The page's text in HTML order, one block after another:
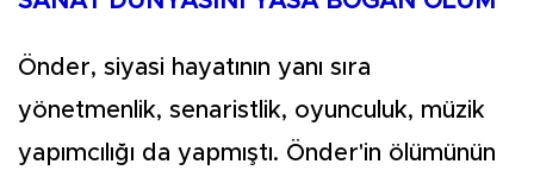
Önder, siyasi hayatının yanı sıra
yönetmenlik, senaristlik, oyunculuk, müzik
yapımcılığı da yapmıştı. Önder'in ölümünün